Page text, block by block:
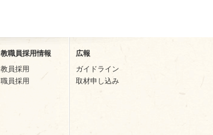
教職員採用情報
教員採用
職員採用
広報
ガイドライン
取材申し込み